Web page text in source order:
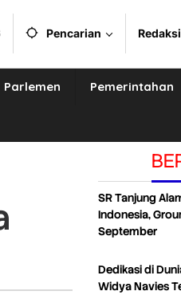
Pencarian Redaksi
Parlemen Pemerintahan
SR Tanjung
Indonesia,
September
Dedikasi di
Widya Navies